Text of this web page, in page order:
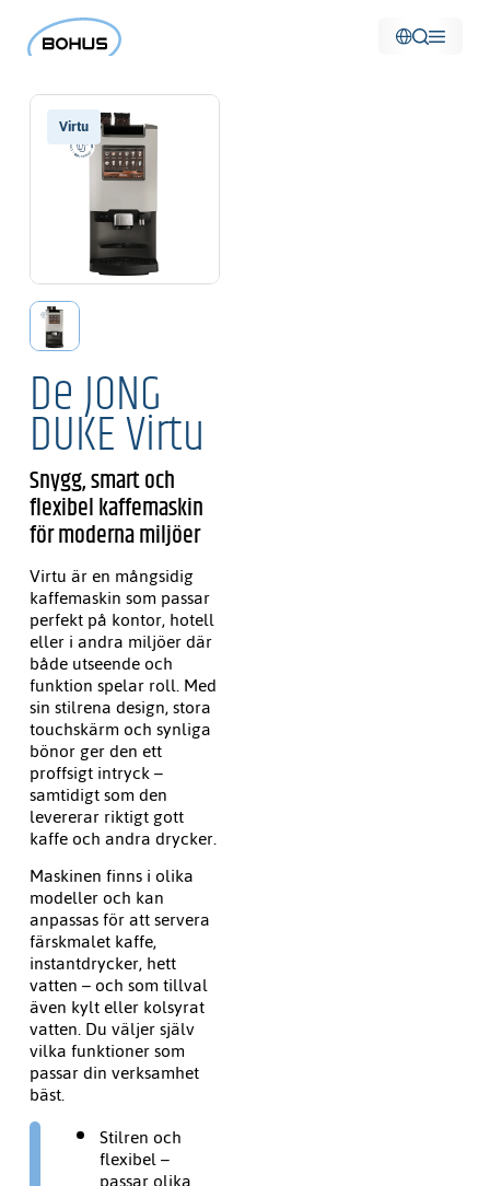
Virtu
De JONG
DUKE Virtu
Snygg, smart och
flexibel kaffemaskin
för moderna miljöer
Virtu är en mångsidig
kaffemaskin som passar
perfekt på kontor, hotell
eller i andra miljöer där
både utseende och
funktion spelar roll. Med
sin stilrena design, stora
touchskärm och synliga
bönor ger den ett
proffsigt intryck –
samtidigt som den
levererar riktigt gott
kaffe och andra drycker.
Maskinen finns i olika
modeller och kan
anpassas för att servera
färskmalet kaffe,
instantdrycker, hett
vatten – och som tillval
även kylt eller kolsyrat
vatten. Du väljer själv
vilka funktioner som
passar din verksamhet
bäst.
Stilren och
flexibel –